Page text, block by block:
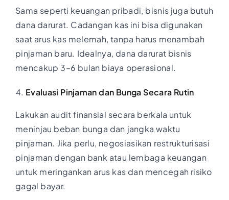
Sama seperti keuangan pribadi, bisnis juga butuh
dana darurat. Cadangan kas ini bisa digunakan
saat arus kas melemah, tanpa harus menambah
pinjaman baru. Idealnya, dana darurat bisnis
mencakup 3–6 bulan biaya operasional.
Evaluasi Pinjaman dan Bunga Secara Rutin
Lakukan audit finansial secara berkala untuk
meninjau beban bunga dan jangka waktu
pinjaman. Jika perlu, negosiasikan restrukturisasi
pinjaman dengan bank atau lembaga keuangan
untuk meringankan arus kas dan mencegah risiko
gagal bayar.